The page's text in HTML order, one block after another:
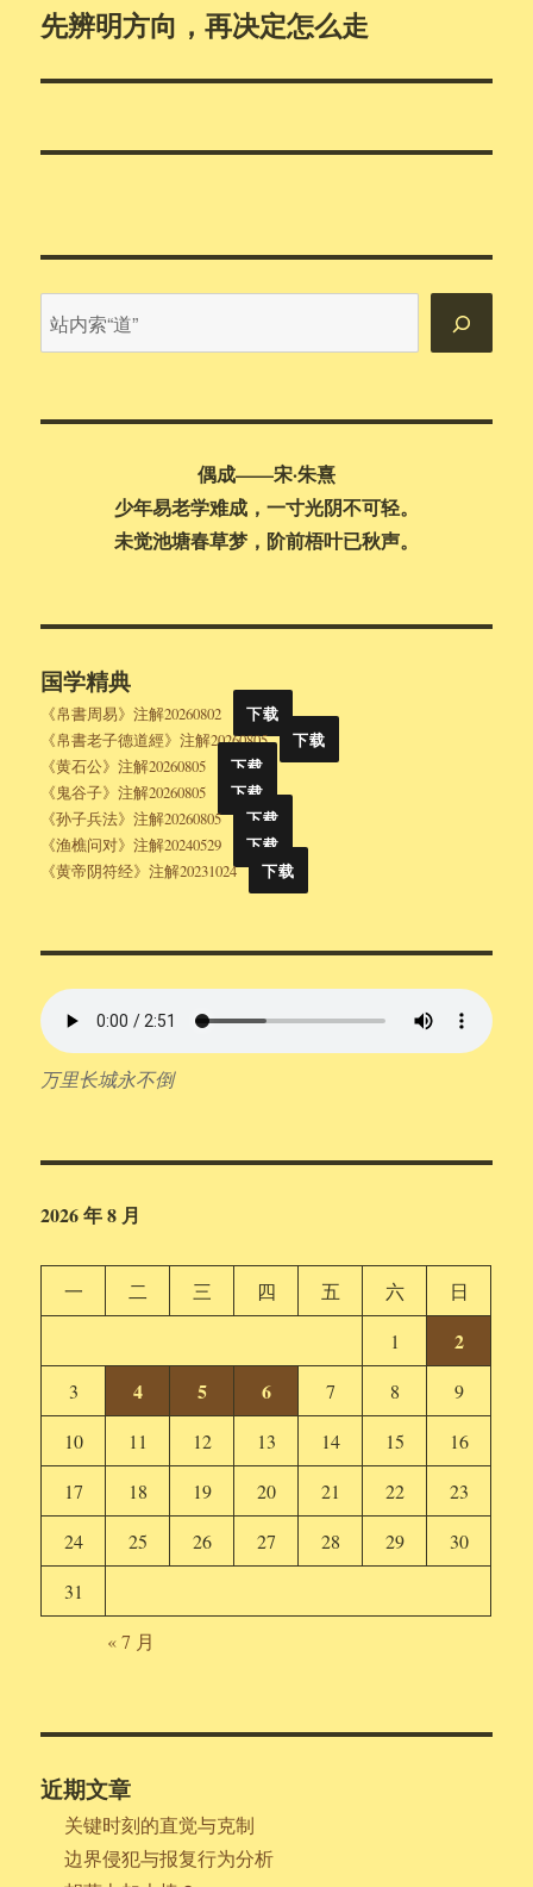
下
文
先辨明方向，再决定怎么走
内
偶成——宋·朱熹
少年易老学难成，一寸光阴不可轻。
未觉池塘春草梦，阶前梧叶已秋声。
国学精典
《帛書周易》注解20260802
下载
《帛書老子德道經》注解20260805
下载
《黄石公》注解20260805
下载
《鬼谷子》注解20260805
下载
《孙子兵法》注解20260805
下载
《渔樵问对》注解20240529
下载
《黄帝阴符经》注解20231024
下载
万里长城永不倒
2026 年 8 月
一 二 三 四 五 六
日
1
2
3 4 5 6 7 8
9
10
11 12 13 14 15
16
17
18 19 20 21 22
23
24
25 26 27 28 29
30
31
« 7 月
近期文章
关键时刻的直觉与克制
边界侵犯与报复行为分析